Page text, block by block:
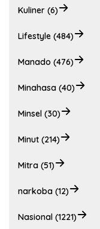
Kuliner (6)
Lifestyle (484)
Manado (476)
Minahasa (40)
Minsel (30)
Minut (214)
Mitra (51)
narkoba (12)
Nasional (1221)